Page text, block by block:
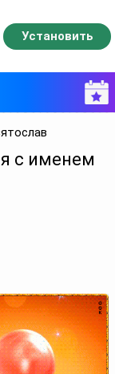
с именем
Установить